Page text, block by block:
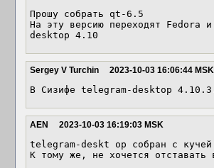
Прошу собрать qt-6.5
На эту версию переходят Fedora
desktop 4.10
Sergey V Turchin 2023-10-03 16:06:44 MSK
В Сизифе telegram-desktop
AEN 2023-10-03 16:19:03 MSK
telegram-deskt op собран с
К тому же, не хочется